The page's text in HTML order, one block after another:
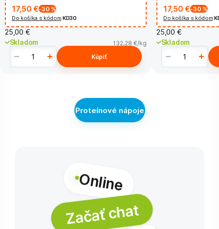
17,50 €-30 %
Do košíka s kódom KD30
25,00 €
Skladom 132,28 €/kg
Kúpiť
17,50 €-30 %
Do košíka s kódom
25,00 €
Skladom
Proteínové nápoje
Online
Začať chat